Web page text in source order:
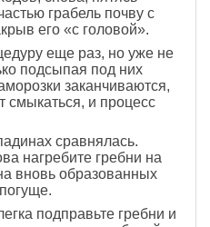
грабель почву с
его «с головой».
еще раз, но уже не
подсыпая под них
заканчиваются,
смыкаться, и процесс
сравнялась.
нагребите гребни на
вновь образованных
подправьте гребни и